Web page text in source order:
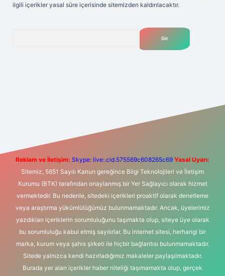
ilgili içerikler yasal süre içerisinde sitemizden kaldırılacaktır.
m elexbet
Reklam ve İletişim: Skype: live:.cid.575569c608265c69 Yasal Uyarı:
Sitemiz, 5651 Sayılı Kanun gereğince Bilgi Teknolojileri ve İletişim
Kurumu (BTK) tarafından onaylanmış bir Yer Sağlayıcı olarak hizmet
vermektedir. Bu nedenle, sitedeki içerikleri proaktif olarak denetleme
veya araştırma yükümlülüğümüz bulunmamaktadır. Ancak, üyelerimiz
yazdıkları içeriklerin sorumluluğunu taşımakta olup, siteye üye olarak
bu sorumluluğu kabul etmiş sayılırlar. Bu internet sitesi, herhangi bir
marka, kurum veya şahıs şirketi ile hiçbir bağlantısı bulunmamaktadır.
Sitede yalnızca kendi hazırladığımız makaleler paylaşılmaktadır.
Burada yer alan içerikler haber niteliği taşımamakta olup, gerçek